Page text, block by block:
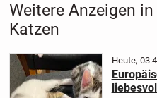
Weitere Anzeigen
Katzen
Heute,